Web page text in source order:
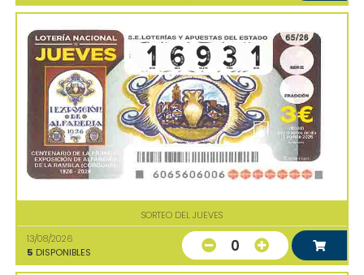
SORTEO DEL JUEVES
13/08/2026
5 DISPONIBLES 0